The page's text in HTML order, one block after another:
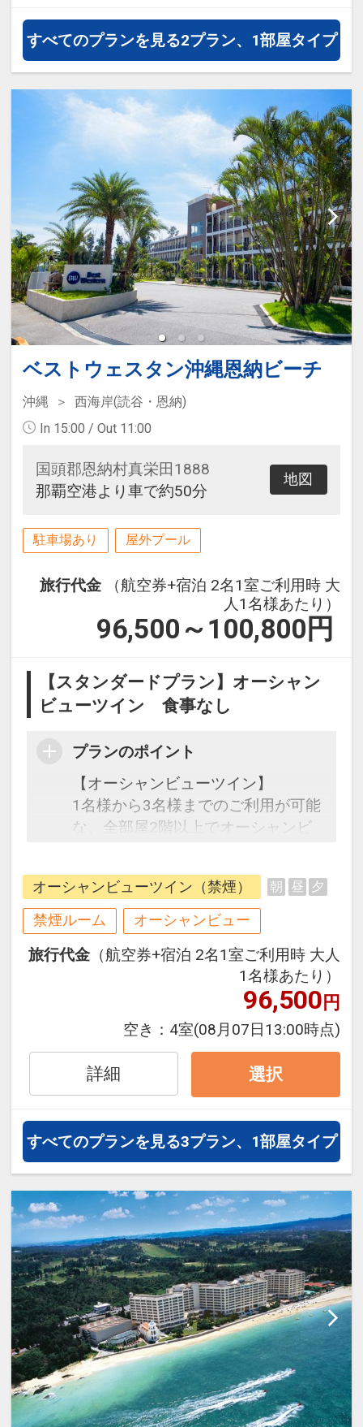
すべてのプランを見る2プラン、1部屋タイプ
ベストウェスタン沖縄恩納ビーチ
沖縄
西海岸(読谷・恩納)
In 15:00 / Out 11:00
国頭郡恩納村真栄田1888
那覇空港より車で約50分
地図
駐車場あり 屋外プール
旅行代金
（航空券+宿泊 2名1室ご利用時 大
人1名様あたり）
96,500～100,800 円
【スタンダードプラン】オーシャン
ビューツイン 食事なし
プランのポイント
【オーシャンビューツイン】
1名様から3名様までのご利用が可能
な、全部屋2階以上でオーシャンビ
とホワイトを基調とした静かで落ち
着いた雰囲気が特徴の客室です。ゆ
ったりとお寛ぎ頂ける広めのバスル
ームやシモンズ社製ベットを完備。
窓からは海を眺め、心地よい癒しを
感じながらお過ごしいただけます。
オーシャンビューツイン（禁煙） 朝 昼 夕
禁煙ルーム オーシャンビュー
旅行代金 （航空券+宿泊 2名1室ご利用時 大人
1名様あたり）
96,500円
空き： 4室(08月07日13:00時点)
詳細 選択
すべてのプランを見る3プラン、1部屋タイプ